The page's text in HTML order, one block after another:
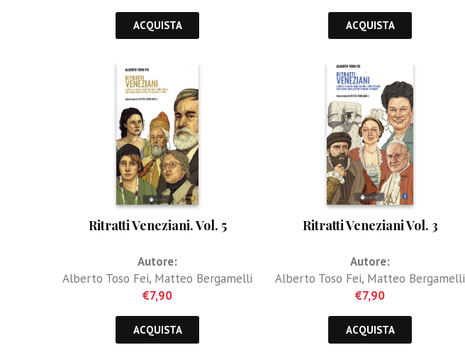
ACQUISTA ACQUISTA
Ritratti Veneziani. Vol. 5
Autore:
Alberto Toso Fei, Matteo Bergamelli
€7,90
ACQUISTA
Ritratti Veneziani Vol. 3
Autore:
Alberto Toso Fei, Matteo Bergamelli
€7,90
ACQUISTA